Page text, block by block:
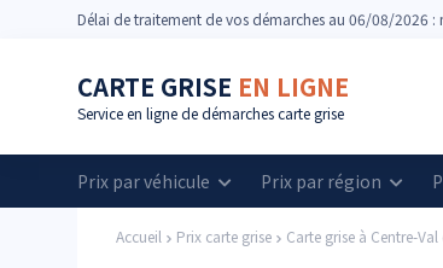
Délai de traitement de vos démarches au 06/08/2026 :
CARTE GRISE EN LIGNE
Service en ligne de démarches carte grise
Prix par véhicule Prix par région
Accueil Prix carte grise Carte grise à Centre-